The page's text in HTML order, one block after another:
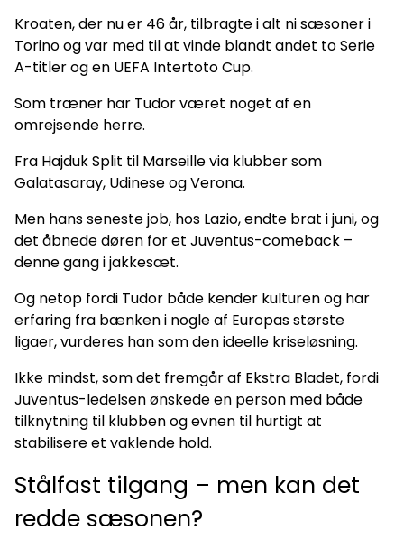
Kroaten, der nu er 46 år, tilbragte i alt ni sæsoner i
Torino og var med til at vinde blandt andet to Serie
A-titler og en UEFA Intertoto Cup.
Som træner har Tudor været noget af en
omrejsende herre.
Fra Hajduk Split til Marseille via klubber som
Galatasaray, Udinese og Verona.
Men hans seneste job, hos Lazio, endte brat i juni, og
det åbnede døren for et Juventus-comeback –
denne gang i jakkesæt.
Og netop fordi Tudor både kender kulturen og har
erfaring fra bænken i nogle af Europas største
ligaer, vurderes han som den ideelle kriseløsning.
Ikke mindst, som det fremgår af Ekstra Bladet, fordi
Juventus-ledelsen ønskede en person med både
tilknytning til klubben og evnen til hurtigt at
stabilisere et vaklende hold.
Stålfast tilgang – men kan det
redde sæsonen?